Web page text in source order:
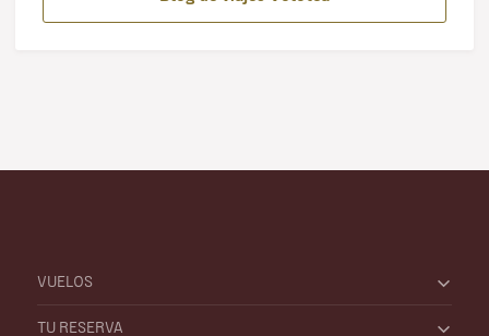
VUELOS
TU RESERVA